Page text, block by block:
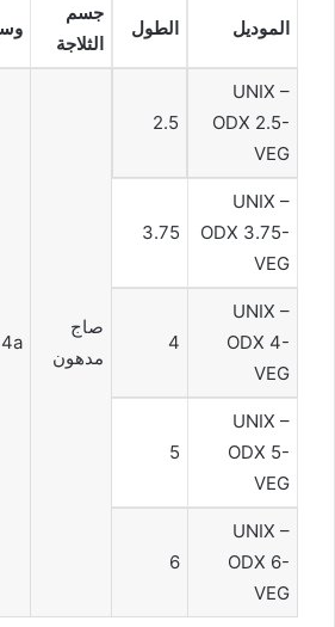
الموديل الطول
جسم
الثلاجة
UNIX –
ODX 2.5-
VEG
2.5
صاج
مدهون
UNIX –
ODX 3.75-
VEG
3.75
UNIX –
ODX 4-
VEG
4
UNIX –
ODX 5-
VEG
5
UNIX –
ODX 6-
VEG
6